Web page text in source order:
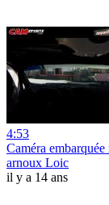
4:53
Caméra
arnoux Loic
il y a 14 ans